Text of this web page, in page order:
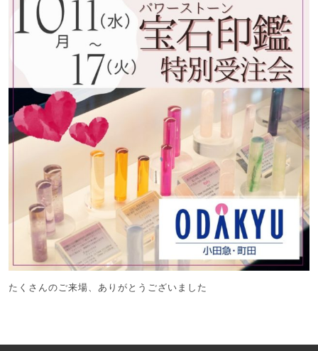
たくさんのご来場、ありがとうございました